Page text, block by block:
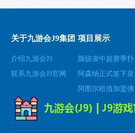
关于九游会J9集团
介绍九游会J9
联系九游会J9官网
项目展示